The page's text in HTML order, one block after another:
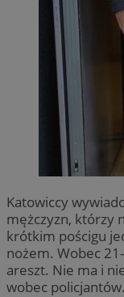
Katowiccy
mężczyzn, którzy
krótkim pościgu
nożem. Wobec
areszt. Nie ma i
wobec policjantów.